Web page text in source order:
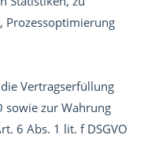
Prozessoptimierung
Vertragserfüllung
sowie zur Wahrung
6 Abs. 1 lit. f DSGVO